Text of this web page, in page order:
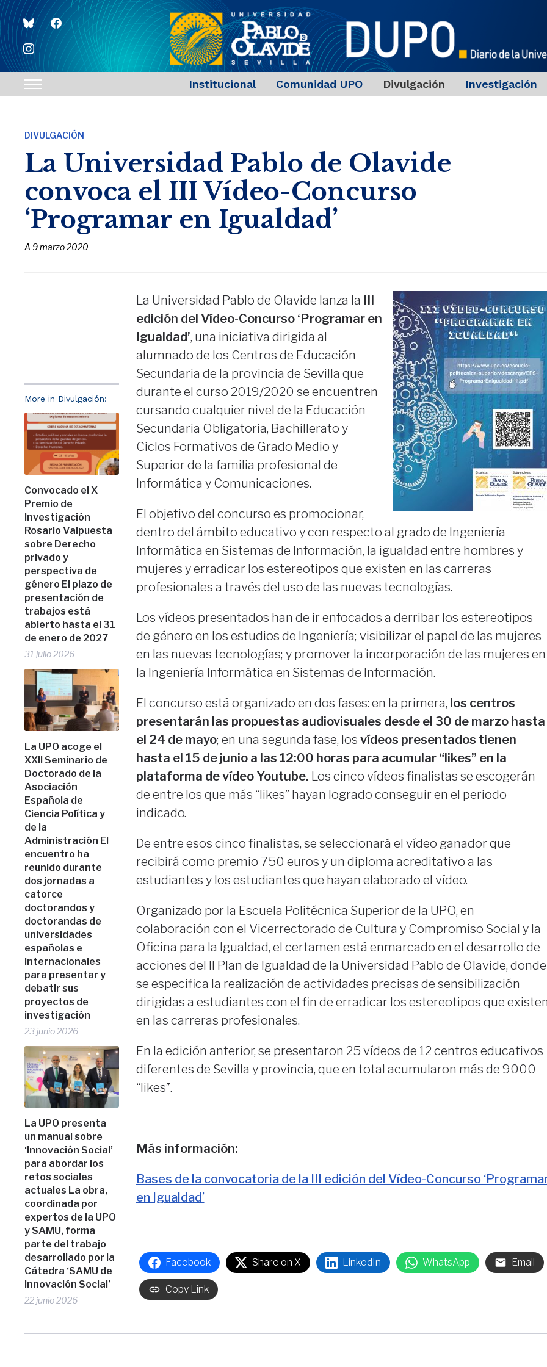
blueskyfacebook
instagram
Toggle
navigation
Institucional Comunidad UPO Divulgación Investigación
DIVULGACIÓN
La Universidad Pablo de Olavide
convoca el III Vídeo-Concurso
‘Programar en Igualdad’
A 9 marzo 2020
More in Divulgación:
Convocado el X
Premio de
Investigación
Rosario Valpuesta
sobre Derecho
privado y
perspectiva de
género El plazo de
presentación de
trabajos está
abierto hasta el 31
de enero de 2027
31 julio 2026
La UPO acoge el
XXII Seminario de
Doctorado de la
Asociación
Española de
Ciencia Política y
de la
Administración El
encuentro ha
reunido durante
dos jornadas a
catorce
doctorandos y
doctorandas de
universidades
españolas e
internacionales
para presentar y
debatir sus
proyectos de
investigación
23 junio 2026
La UPO presenta
un manual sobre
‘Innovación Social’
para abordar los
retos sociales
actuales La obra,
coordinada por
expertos de la UPO
y SAMU, forma
parte del trabajo
desarrollado por la
Cátedra ‘SAMU de
Innovación Social’
22 junio 2026
La Universidad Pablo de Olavide lanza la III
edición del Vídeo-Concurso ‘Programar en
Igualdad’, una iniciativa dirigida al
alumnado de los Centros de Educación
Secundaria de la provincia de Sevilla que
durante el curso 2019/2020 se encuentren
cursando cualquier nivel de la Educación
Secundaria Obligatoria, Bachillerato y
Ciclos Formativos de Grado Medio y
Superior de la familia profesional de
Informática y Comunicaciones.
El objetivo del concurso es promocionar,
dentro del ámbito educativo y con respecto al grado de Ingeniería
Informática en Sistemas de Información, la igualdad entre hombres y
mujeres y erradicar los estereotipos que existen en las carreras
profesionales a través del uso de las nuevas tecnologías.
Los vídeos presentados han de ir enfocados a derribar los estereotipos
de género en los estudios de Ingeniería; visibilizar el papel de las mujeres
en las nuevas tecnologías; y promover la incorporación de las mujeres en
la Ingeniería Informática en Sistemas de Información.
El concurso está organizado en dos fases: en la primera, los centros
presentarán las propuestas audiovisuales desde el 30 de marzo hasta
el 24 de mayo; en una segunda fase, los vídeos presentados tienen
hasta el 15 de junio a las 12:00 horas para acumular “likes” en la
plataforma de vídeo Youtube. Los cinco vídeos finalistas se escogerán
de entre los que más “likes” hayan logrado conseguir en el periodo
indicado.
De entre esos cinco finalistas, se seleccionará el vídeo ganador que
recibirá como premio 750 euros y un diploma acreditativo a las
estudiantes y los estudiantes que hayan elaborado el vídeo.
Organizado por la Escuela Politécnica Superior de la UPO, en
colaboración con el Vicerrectorado de Cultura y Compromiso Social y la
Oficina para la Igualdad, el certamen está enmarcado en el desarrollo de
acciones del II Plan de Igualdad de la Universidad Pablo de Olavide, donde
se especifica la realización de actividades precisas de sensibilización
dirigidas a estudiantes con el fin de erradicar los estereotipos que
en las carreras profesionales.
En la edición anterior, se presentaron 25 vídeos de 12 centros educativos
diferentes de Sevilla y provincia, que en total acumularon más de 9000
“likes”.
Más información:
Bases de la convocatoria de la III edición del Vídeo-Concurso
en Igualdad’
Facebook Share on X LinkedIn WhatsApp Email
Copy Link